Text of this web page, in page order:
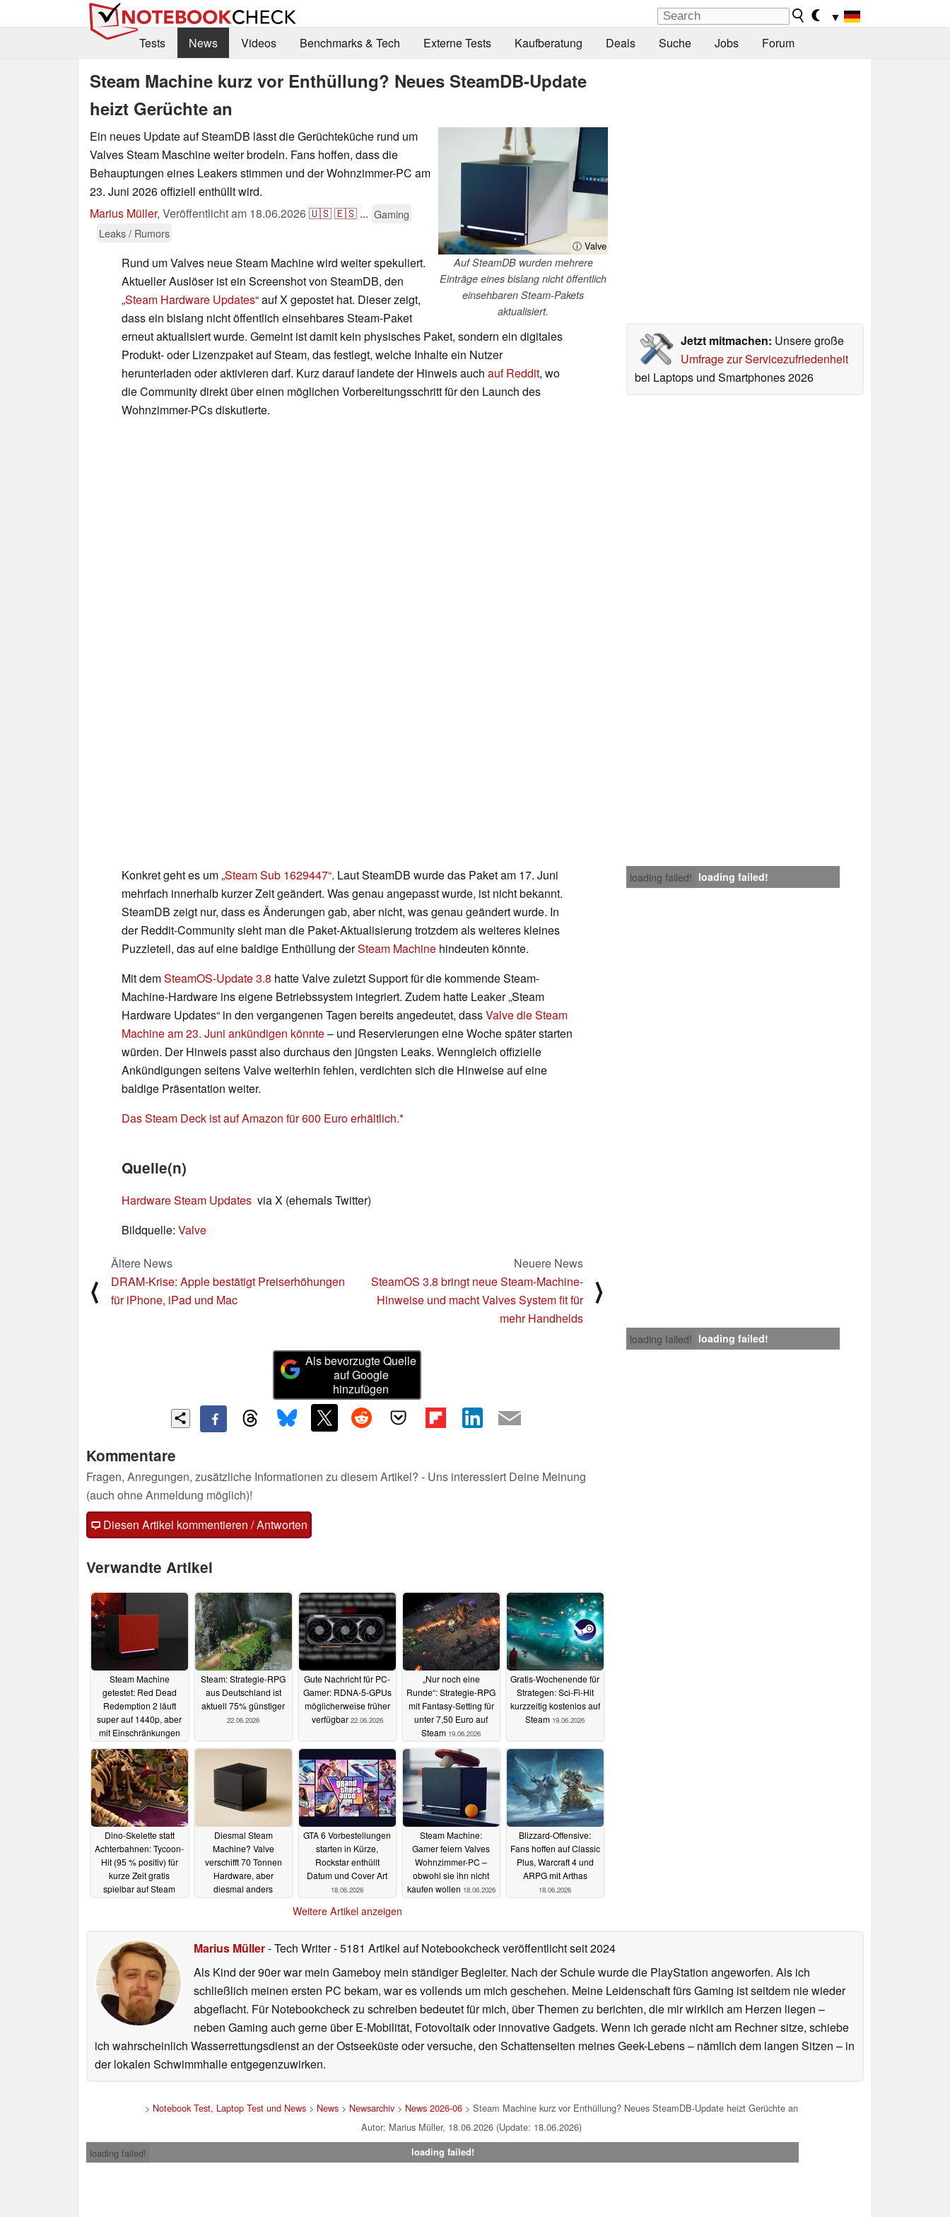
▼
Tests
News Videos Benchmarks & Tech Externe Tests Kaufberatung Deals Suche Jobs Forum
Steam Machine kurz vor Enthüllung? Neues SteamDB-Update
heizt Gerüchte an
ⓘ Valve
Auf SteamDB wurden mehrere
Einträge eines bislang nicht öffentlich
einsehbaren Steam-Pakets
aktualisiert.
Ein neues Update auf SteamDB lässt die Gerüchteküche rund um
Valves Steam Maschine weiter brodeln. Fans hoffen, dass die
Behauptungen eines Leakers stimmen und der Wohnzimmer-PC am
23. Juni 2026 offiziell enthüllt wird.
Marius Müller, Veröffentlicht am 18.06.2026🇺🇸🇪🇸 ... Gaming
Leaks / Rumors
Jetzt mitmachen: Unsere große
Umfrage zur Servicezufriedenheit
bei Laptops und Smartphones 2026
Rund um Valves neue Steam Machine wird weiter spekuliert.
Aktueller Auslöser ist ein Screenshot von SteamDB, den
„Steam Hardware Updates“ auf X gepostet hat. Dieser zeigt,
dass ein bislang nicht öffentlich einsehbares Steam-Paket
erneut aktualisiert wurde. Gemeint ist damit kein physisches Paket, sondern ein digitales
Produkt- oder Lizenzpaket auf Steam, das festlegt, welche Inhalte ein Nutzer
herunterladen oder aktivieren darf. Kurz darauf landete der Hinweis auch auf Reddit, wo
die Community direkt über einen möglichen Vorbereitungsschritt für den Launch des
Wohnzimmer-PCs diskutierte.
loading failed! loading failed!
Konkret geht es um„Steam Sub 1629447“. Laut SteamDB wurde das Paket am 17. Juni
mehrfach innerhalb kurzer Zeit geändert. Was genau angepasst wurde, ist nicht bekannt.
SteamDB zeigt nur, dass es Änderungen gab, aber nicht, was genau geändert wurde. In
der Reddit-Community sieht man die Paket-Aktualisierung trotzdem als weiteres kleines
Puzzleteil, das auf eine baldige Enthüllung derSteam Machine hindeuten könnte.
Mit demSteamOS-Update 3.8 hatte Valve zuletzt Support für die kommende Steam-
Machine-Hardware ins eigene Betriebssystem integriert. Zudem hatte Leaker „Steam
Hardware Updates“ in den vergangenen Tagen bereits angedeutet, dassValve die Steam
Machine am 23. Juni ankündigen könnte– und Reservierungen eine Woche später starten
würden. Der Hinweis passt also durchaus den jüngsten Leaks. Wenngleich offizielle
Ankündigungen seitens Valve weiterhin fehlen, verdichten sich die Hinweise auf eine
baldige Präsentation weiter.
Das Steam Deck ist auf Amazon für 600 Euro erhältlich.
Quelle(n)
Hardware Steam Updates via X (ehemals Twitter)
Bildquelle: Valve
⟨
Ältere News
DRAM-Krise: Apple bestätigt Preiserhöhungen
für iPhone, iPad und Mac
Neuere News
SteamOS 3.8 bringt neue Steam-Machine-
Hinweise und macht Valves System fit für
mehr Handhelds
⟩
loading failed! loading failed!
Als bevorzugte Quelle
auf Google
hinzufügen
Kommentare
Fragen, Anregungen, zusätzliche Informationen zu diesem Artikel? - Uns interessiert Deine Meinung
(auch ohne Anmeldung möglich)!
Diesen Artikel kommentieren / Antworten
Verwandte Artikel
Steam Machine
getestet: Red Dead
Redemption 2 läuft
super auf 1440p, aber
mit Einschränkungen
22.06.2026
Steam: Strategie-RPG
aus Deutschland ist
aktuell 75% günstiger
22.06.2026
Gute Nachricht für PC-
Gamer: RDNA-5-GPUs
möglicherweise früher
verfügbar 22.06.2026
„Nur noch eine
Runde“: Strategie-RPG
mit Fantasy-Setting für
unter 7,50 Euro auf
Steam 19.06.2026
Gratis-Wochenende für
Strategen: Sci-Fi-Hit
kurzzeitig kostenlos auf
Steam 19.06.2026
Dino-Skelette statt
Achterbahnen: Tycoon-
Hit (95 % positiv) für
kurze Zeit gratis
spielbar auf Steam
Diesmal Steam
Machine? Valve
verschifft 70 Tonnen
Hardware, aber
diesmal anders
GTA 6 Vorbestellungen
starten in Kürze,
Rockstar enthüllt
Datum und Cover Art
18.06.2026
Steam Machine:
Gamer feiern Valves
Wohnzimmer-PC –
obwohl sie ihn nicht
kaufen wollen 18.06.2026
Blizzard-Offensive:
Fans hoffen auf Classic
Plus, Warcraft 4 und
ARPG mit Arthas
18.06.2026
Weitere Artikel anzeigen
Marius Müller- Tech Writer- 5181 Artikel auf Notebookcheck veröffentlichtseit 2024
Als Kind der 90er war mein Gameboy mein ständiger Begleiter. Nach der Schule wurde die PlayStation angeworfen. Als ich
schließlich meinen ersten PC bekam, war es vollends um mich geschehen. Meine Leidenschaft fürs Gaming ist seitdem nie wieder
abgeflacht. Für Notebookcheck zu schreiben bedeutet für mich, über Themen zu berichten, die mir wirklich am Herzen liegen –
neben Gaming auch gerne über E-Mobilität, Fotovoltaik oder innovative Gadgets. Wenn ich gerade nicht am Rechner sitze, schiebe
ich wahrscheinlich Wasserrettungsdienst an der Ostseeküste oder versuche, den Schattenseiten meines Geek-Lebens – nämlich dem langen Sitzen – in
der lokalen Schwimmhalle entgegenzuwirken.
> Notebook Test, Laptop Test und News > News > Newsarchiv > News 2026-06 > Steam Machine kurz vor Enthüllung? Neues SteamDB-Update heizt Gerüchte an
Autor: Marius Müller, 18.06.2026 (Update: 18.06.2026)
loading failed!
loading failed!